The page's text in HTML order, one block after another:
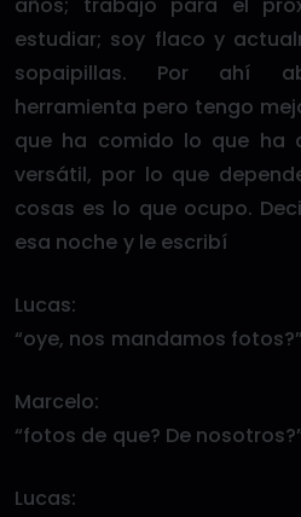
estudiar; soy flaco y
sopaipillas. Por ahí
herramienta pero tengo
que ha comido lo que ha
versátil, por lo que
cosas es lo que ocupo.
esa noche y le escribí
Lucas:
“oye, nos mandamos fotos?”
Marcelo:
“fotos de que? De
Lucas: